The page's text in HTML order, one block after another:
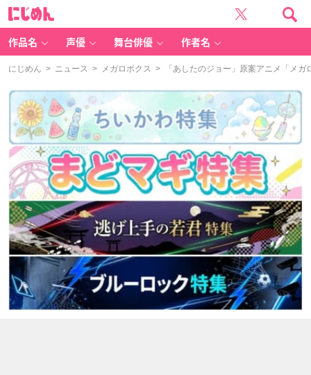
作品名 声優 舞台俳優 作者名
にじめん > ニュース > メガロボクス > 「あしたのジョー」原案アニメ「メガ